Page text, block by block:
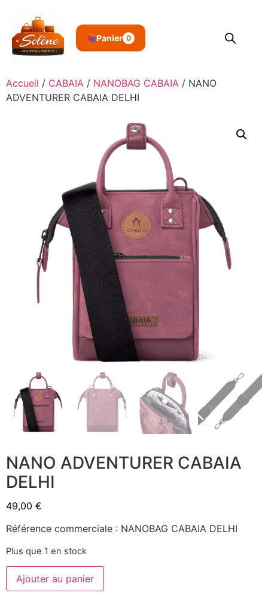
Panier 0
Accueil / CABAIA / NANOBAG CABAIA / NANO
ADVENTURER CABAIA DELHI
NANO ADVENTURER CABAIA
DELHI
49,00 €
Référence commerciale : NANOBAG CABAIA DELHI
Plus que 1 en stock
Ajouter au panier